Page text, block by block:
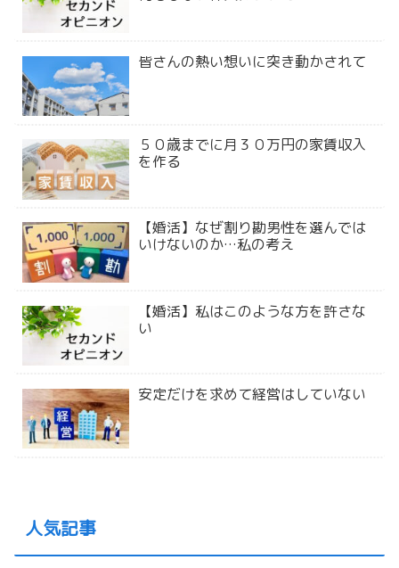
皆さんの熱い想いに突き動かされて
５０歳までに月３０万円の家賃収入
を作る
【婚活】なぜ割り勘男性を選んでは
いけないのか…私の考え
【婚活】私はこのような方を許さな
い
安定だけを求めて経営はしていない
人気記事